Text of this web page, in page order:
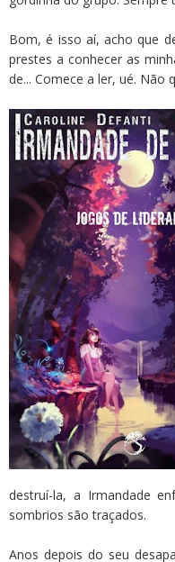
Bom, é isso aí, acho que
prestes a conhecer as
de... Comece a ler, ué. Não
destruí-la, a Irmandade
sombrios são traçados.
Anos depois do seu